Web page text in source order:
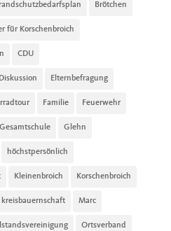
Brötchen
für Korschenbroich
CDU
Diskussion Elternbefragung
Familie Feuerwehr
Gesamtschule Glehn
höchstpersönlich
Kleinenbroich Korschenbroich
kreisbauernschaft Marc
Ortsverband